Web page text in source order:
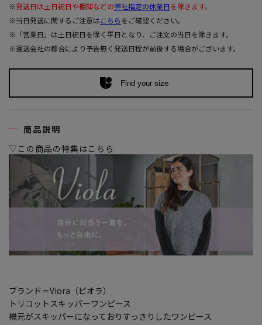
※発送日は土日祝日や棚卸などの弊社指定の休業日を除きます。
※当日発送に関するご注意はこちらをご確認ください。
※「営業日」は土日祝日を除く平日となり、ご注文の当日を除きます。
※運送会社の都合により予告無く発送日程が前後する場合がございます。
Find your size
商品説明
▽この商品の特集はこちら
ブランド＝Viora（ビオラ）
トリコットスキッパーワンピース
襟元がスキッパーになっておりすっきりしたワンピース